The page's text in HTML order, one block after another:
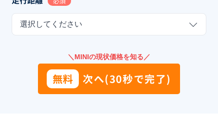
選択してください
＼MINIの現状価格を知る／
無料 次へ(30秒で完了)